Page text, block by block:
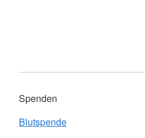
Spenden
Blutspende